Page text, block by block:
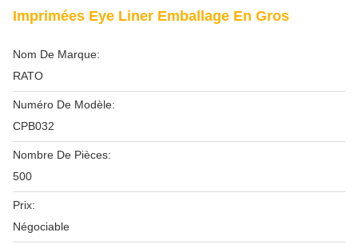
Imprimées Eye Liner Emballage En Gros
Nom De Marque:
RATO
Numéro De Modèle:
CPB032
Nombre De Pièces:
500
Prix:
Négociable